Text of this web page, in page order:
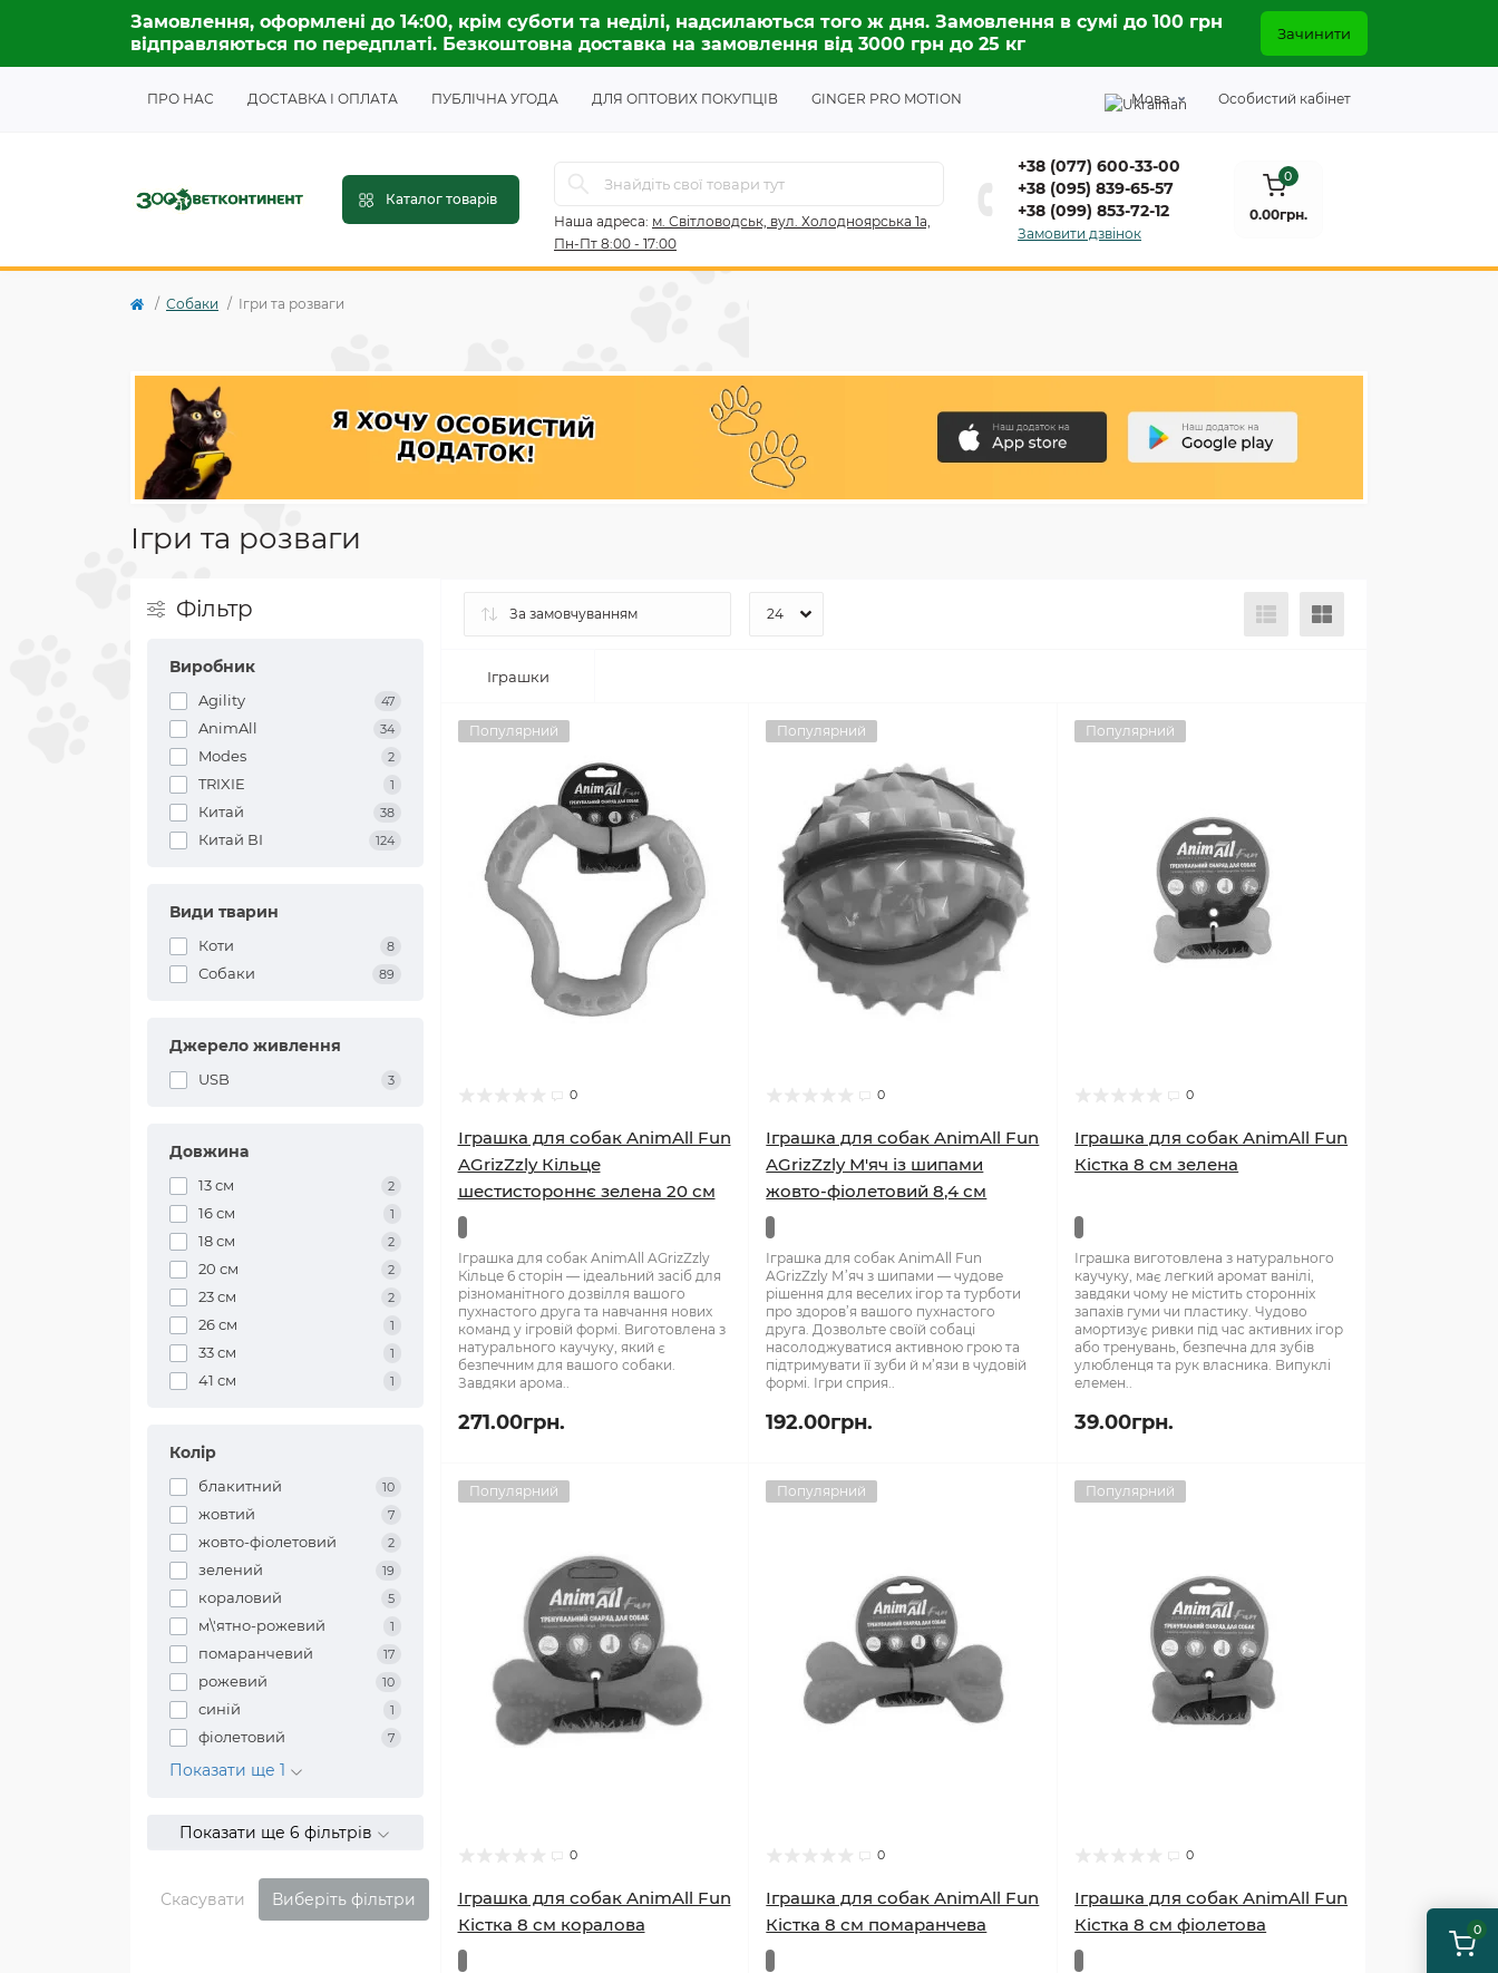
0
Замовлення, оформлені до 14:00, крім суботи та неділі, надсилаються того ж дня. Замовлення в сумі до 100 грн
відправляються по передплаті. Безкоштовна доставка на замовлення від 3000 грн до 25 кг
Зачинити
ПРО НАС ДОСТАВКА І ОПЛАТА ПУБЛІЧНА УГОДА ДЛЯ ОПТОВИХ ПОКУПЦІВ GINGER PRO MOTION Мова Особистий кабінет
Каталог товарів
Наша адреса: м. Світловодськ, вул. Холодноярська 1а,
Пн-Пт 8:00 - 17:00
+38 (077) 600-33-00
+38 (095) 839-65-57
+38 (099) 853-72-12
Замовити дзвінок
0
0.00грн.
Собаки Ігри та розваги
Ігри та розваги
Фільтр
Виробник
Agility 47
AnimAll 34
Modes 2
TRIXIE 1
Китай 38
Китай ВІ 124
Види тварин
Коти 8
Собаки 89
Джерело живлення
USB 3
Довжина
13 см 2
16 см 1
18 см 2
20 см 2
23 см 2
26 см 1
33 см 1
41 см 1
Колір
блакитний 10
жовтий 7
жовто-фіолетовий 2
зелений 19
кораловий 5
м\'ятно-рожевий 1
помаранчевий 17
рожевий 10
синій 1
фіолетовий 7
Показати ще 1
Показати ще 6 фільтрів
Скасувати Виберіть фільтри
Іграшки
Популярний
0
Іграшка для собак AnimAll Fun
AGrizZzly Кільце
шестистороннє зелена 20 см
Іграшка для собак AnimAll AGrizZzly
Кільце 6 сторін — ідеальний засіб для
різноманітного дозвілля вашого
пухнастого друга та навчання нових
команд у ігровій формі. Виготовлена з
натурального каучуку, який є
безпечним для вашого собаки.
Завдяки арома..
271.00грн.
Популярний
0
Іграшка для собак AnimAll Fun
AGrizZzly М'яч із шипами
жовто-фіолетовий 8,4 см
Іграшка для собак AnimAll Fun
AGrizZzly М’яч з шипами — чудове
рішення для веселих ігор та турботи
про здоров’я вашого пухнастого
друга. Дозвольте своїй собаці
насолоджуватися активною грою та
підтримувати її зуби й м’язи в чудовій
формі. Ігри сприя..
192.00грн.
Популярний
0
Іграшка для собак AnimAll Fun
Кістка 8 см зелена
Іграшка виготовлена з натурального
каучуку, має легкий аромат ванілі,
завдяки чому не містить сторонніх
запахів гуми чи пластику. Чудово
амортизує ривки під час активних ігор
або тренувань, безпечна для зубів
улюбленця та рук власника. Випуклі
елемен..
39.00грн.
Популярний
0
Іграшка для собак AnimAll Fun
Кістка 8 см коралова
Популярний
0
Іграшка для собак AnimAll Fun
Кістка 8 см помаранчева
Популярний
0
Іграшка для собак AnimAll Fun
Кістка 8 см фіолетова